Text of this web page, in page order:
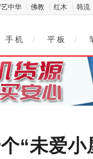
中华 佛教 红木 韩流
手 机 / 平 板 /
“未爱小